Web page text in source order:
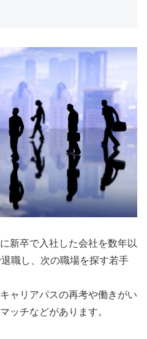
新卒で入社した会社を数年以
職し、次の職場を探す若手
ャリアパスの再考や働きがい
ッチなどがあります。